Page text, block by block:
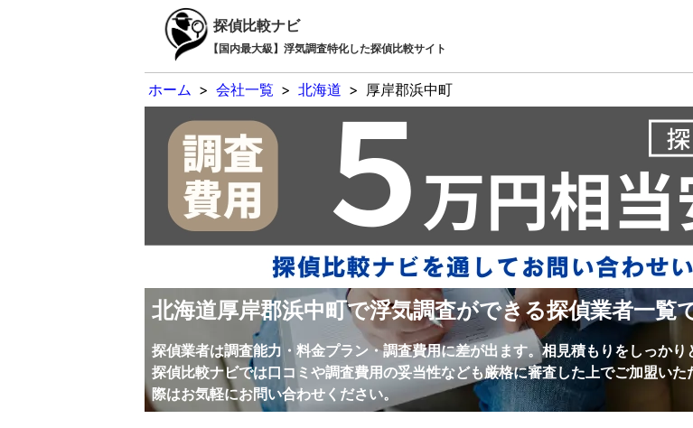
探偵比較ナビ
【国内最大級】浮気調査特化した探偵比較サイト
ホーム > 会社一覧 > 北海道 > 厚岸郡浜中町
北海道厚岸郡浜中町で浮気調査ができる探偵業者一覧
探偵業者は調査能力・料金プラン・調査費用に差が出ます。相見積もりをしっか
探偵比較ナビでは口コミや調査費用の妥当性なども厳格に審査した上でご加盟い
際はお気軽にお問い合わせください。